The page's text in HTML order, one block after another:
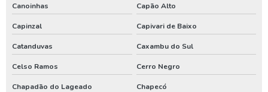
Poço artesiano tubular
Poço artesiano valor metro
Poço de água artesiano
Poço de água potável
Canoinhas Capão Alto
Capinzal Capivari de Baixo
Catanduvas Caxambu do Sul
Celso Ramos Cerro Negro
Chapadão do Lageado Chapecó